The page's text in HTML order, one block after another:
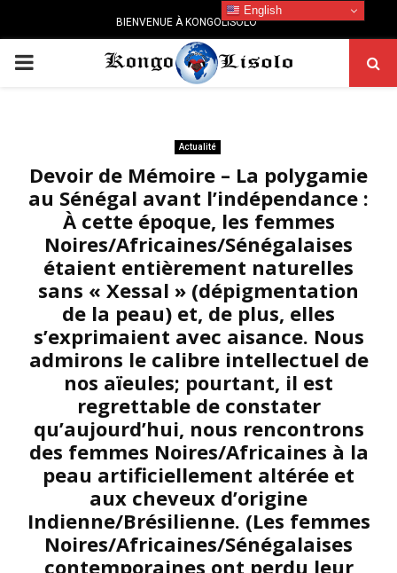
BIENVENUE À KONGOLISOLO
PRIMARY
Actualité
Devoir de Mémoire – La polygamie
au Sénégal avant l’indépendance :
À cette époque, les femmes
Noires/Africaines/Sénégalaises
étaient entièrement naturelles
sans « Xessal » (dépigmentation
de la peau) et, de plus, elles
s’exprimaient avec aisance. Nous
admirons le calibre intellectuel de
nos aïeules; pourtant, il est
regrettable de constater
qu’aujourd’hui, nous rencontrons
des femmes Noires/Africaines à la
peau artificiellement altérée et
aux cheveux d’origine
Indienne/Brésilienne. (Les femmes
Noires/Africaines/Sénégalaises
contemporaines ont perdu leur
English